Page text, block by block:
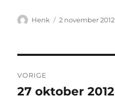
Auteur
Henk
Geplaatst
2 november 2012
navigatie
VORIGE
Vorig
27 oktober 2012